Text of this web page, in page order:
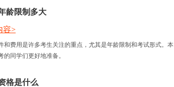
龄限制多大
和费用是许多考生关注的重点，尤其是年龄限制和考试形式。本
同学们更好地准备。
容>
格是什么